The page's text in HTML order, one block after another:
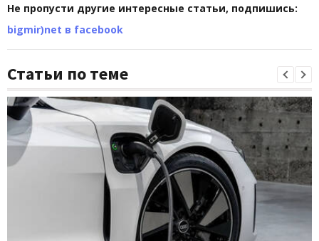
Не пропусти другие интересные статьи, подпишись:
bigmir)net в facebook
Статьи по теме